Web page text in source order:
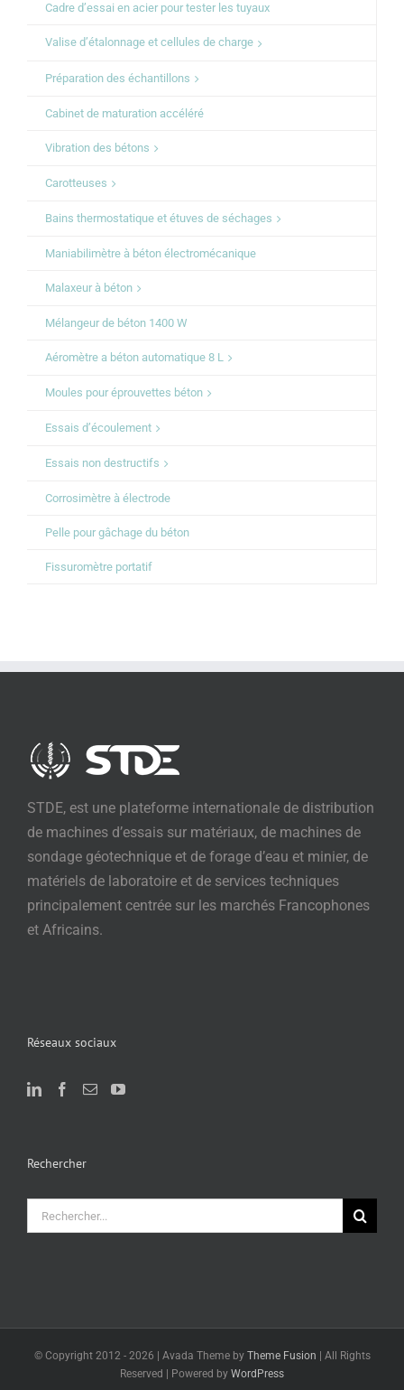
Cadre d’essai en acier pour tester les tuyaux
Valise d’étalonnage et cellules de charge
Préparation des échantillons
Cabinet de maturation accéléré
Vibration des bétons
Carotteuses
Bains thermostatique et étuves de séchages
Maniabilimètre à béton électromécanique
Malaxeur à béton
Mélangeur de béton 1400 W
Aéromètre a béton automatique 8 L
Moules pour éprouvettes béton
Essais d’écoulement
Essais non destructifs
Corrosimètre à électrode
Pelle pour gâchage du béton
Fissuromètre portatif
STDE, est une plateforme internationale de distribution
de machines d’essais sur matériaux, de machines de
sondage géotechnique et de forage d’eau et minier, de
matériels de laboratoire et de services techniques
principalement centrée sur les marchés Francophones
et Africains.
Réseaux sociaux
Rechercher
Rechercher:
© Copyright 2012 - 2026 | Avada Theme by Theme Fusion | All Rights
Reserved | Powered by WordPress